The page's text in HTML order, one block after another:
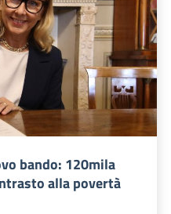
bando: 120mila
alla povertà